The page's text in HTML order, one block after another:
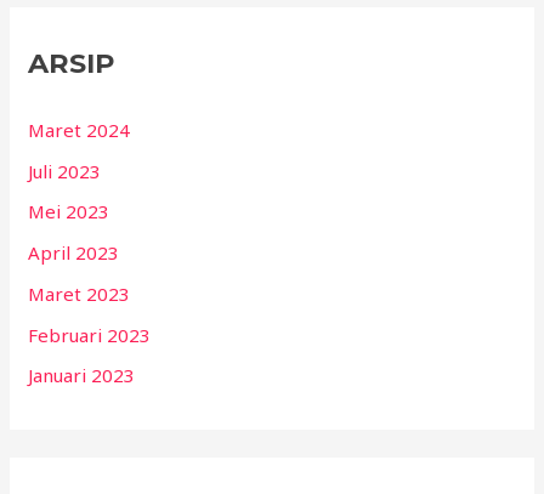
ARSIP
Maret 2024
Juli 2023
Mei 2023
April 2023
Maret 2023
Februari 2023
Januari 2023